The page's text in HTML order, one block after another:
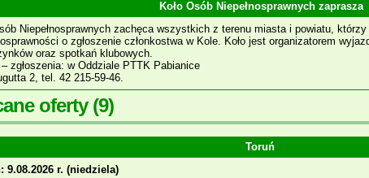
Koło Osób Niepełnosprawnych zaprasza
Niepełnosprawnych zachęca wszystkich z terenu miasta i powiatu,
o zgłoszenie członkostwa w Kole. Koło jest organizatorem
oraz spotkań klubowych.
zgłoszenia: w Oddziale PTTK Pabianice
2, tel. 42 215-59-46.
oferty(9)
Toruń
9.08.2026 r. (niedziela)